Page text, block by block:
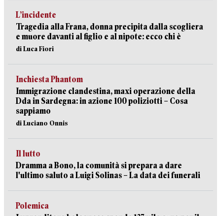
L’incidente
Tragedia alla Frana, donna precipita dalla scogliera
e muore davanti al figlio e al nipote: ecco chi è
di Luca Fiori
Inchiesta Phantom
Immigrazione clandestina, maxi operazione della
Dda in Sardegna: in azione 100 poliziotti – Cosa
sappiamo
di Luciano Onnis
Il lutto
Dramma a Bono, la comunità si prepara a dare
l'ultimo saluto a Luigi Solinas – La data dei funerali
Polemica